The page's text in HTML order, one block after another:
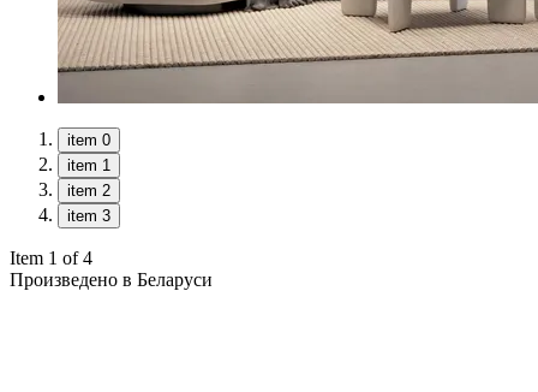
item 0
item 1
item 2
item 3
Item 1 of 4
Произведено в Беларуси